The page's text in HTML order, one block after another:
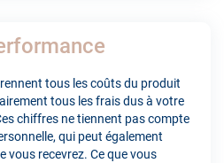
tous les coûts du produit
tous les frais dus à votre
chiffres ne tiennent pas compte
qui peut également
vous recevrez. Ce que vous